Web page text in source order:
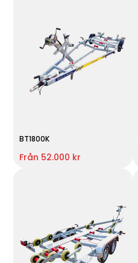
BT1800K
Från 52.000 kr